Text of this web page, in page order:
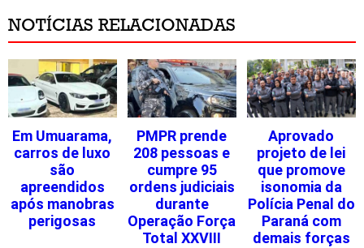
NOTÍCIAS RELACIONADAS
Em Umuarama,
carros de luxo
são
apreendidos
após manobras
perigosas
PMPR prende
208 pessoas e
cumpre 95
ordens judiciais
durante
Operação Força
Total XXVIII
Aprovado
projeto de lei
que promove
isonomia da
Polícia Penal do
Paraná com
demais forças